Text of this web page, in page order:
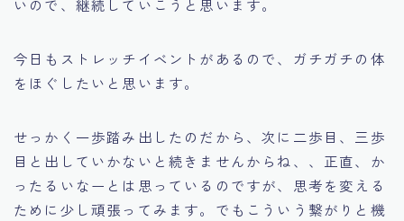
いので、継続していこうと思います。
今日もストレッチイベントがあるので、ガチガチの体
をほぐしたいと思います。
せっかく一歩踏み出したのだから、次に二歩目、三歩
目と出していかないと続きませんからね、、正直、か
ったるいなーとは思っているのですが、思考を変える
ために少し頑張ってみます。でもこういう繋がりと機